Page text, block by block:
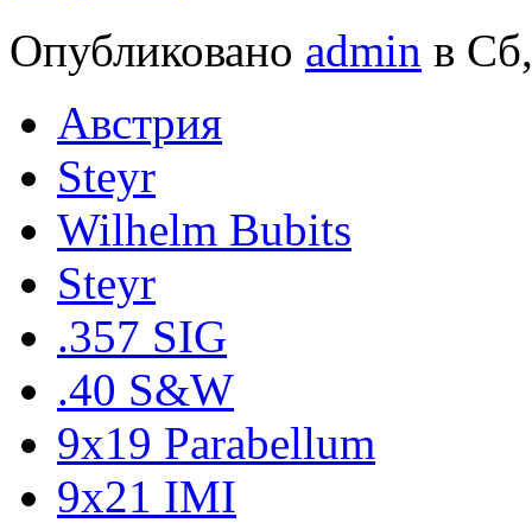
Опубликовано admin в
Австрия
Steyr
Wilhelm Bubits
Steyr
.357 SIG
.40 S&W
9x19 Parabellum
9x21 IMI